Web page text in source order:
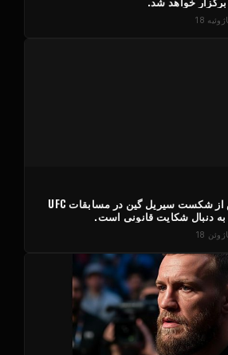
ژوئیه 18
الکس پریرا پس از شکست سیریل گین در مسابقات UFC
ژوئن 18